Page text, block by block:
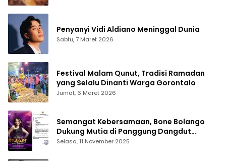
Penyanyi Vidi Aldiano Meninggal Dunia
Sabtu, 7 Maret 2026
Festival Malam Qunut, Tradisi Ramadan
yang Selalu Dinanti Warga Gorontalo
Jumat, 6 Maret 2026
Semangat Kebersamaan, Bone Bolango
Dukung Mutia di Panggung Dangdut
Academy 7
Selasa, 11 November 2025